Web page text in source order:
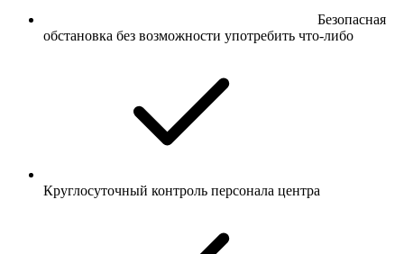
Безопасная
обстановка без возможности употребить что-либо
Круглосуточный контроль персонала центра